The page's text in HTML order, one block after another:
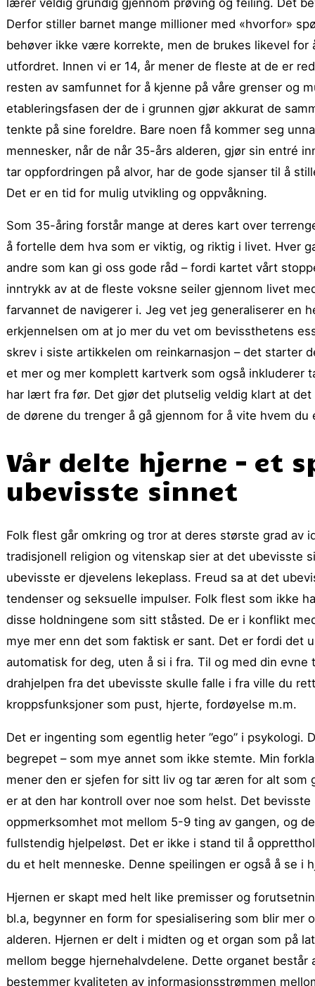
Derfor stiller barnet mange millioner med «hvorfor»
behøver ikke være korrekte, men de brukes likevel for
utfordret. Innen vi er 14, år mener de fleste at de er
resten av samfunnet for å kjenne på våre grenser og
etableringsfasen der de i grunnen gjør akkurat de
tenkte på sine foreldre. Bare noen få kommer seg
mennesker, når de når 35-års alderen, gjør sin entré
tar oppfordringen på alvor, har de gode sjanser til å
Det er en tid for mulig utvikling og oppvåkning.
Som 35-åring forstår mange at deres kart over
å fortelle dem hva som er viktig, og riktig i livet. Hver
andre som kan gi oss gode råd – fordi kartet vårt
inntrykk av at de fleste voksne seiler gjennom livet
farvannet de navigerer i. Jeg vet jeg generaliserer en
erkjennelsen om at jo mer du vet om bevissthetens
skrev i siste artikkelen om reinkarnasjon – det starter
et mer og mer komplett kartverk som også inkluderer
har lært fra før. Det gjør det plutselig veldig klart at
de dørene du trenger å gå gjennom for å vite hvem du
Vår delte hjerne – et
ubevisste sinnet
Folk flest går omkring og tror at deres største grad
tradisjonell religion og vitenskap sier at det ubevisste
ubevisste er djevelens lekeplass. Freud sa at det
tendenser og seksuelle impulser. Folk flest som ikke
disse holdningene som sitt ståsted. De er i konflikt
mye mer enn det som faktisk er sant. Det er fordi det
automatisk for deg, uten å si i fra. Til og med din
drahjelpen fra det ubevisste skulle falle i fra ville du
kroppsfunksjoner som pust, hjerte, fordøyelse m.m.
Det er ingenting som egentlig heter ”ego” i
begrepet – som mye annet som ikke stemte. Min
mener den er sjefen for sitt liv og tar æren for alt som
er at den har kontroll over noe som helst. Det
oppmerksomhet mot mellom 5-9 ting av gangen, og
fullstendig hjelpeløst. Det er ikke i stand til å
du et helt menneske. Denne speilingen er også å se i
Hjernen er skapt med helt like premisser og
bl.a, begynner en form for spesialisering som blir
alderen. Hjernen er delt i midten og et organ som på
mellom begge hjernehalvdelene. Dette organet
bestemmer kvaliteten av informasjonsstrømmen